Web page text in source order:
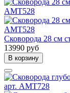
Сковорода 28 см
13990 руб
В корзину